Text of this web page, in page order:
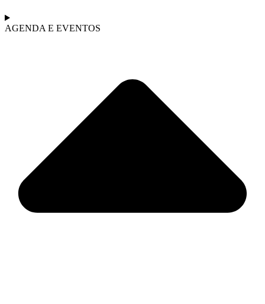
AGENDA E EVENTOS